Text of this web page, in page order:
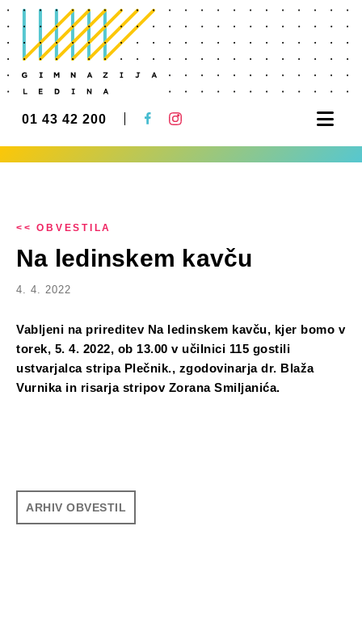
01 43 42 200
<< OBVESTILA
Na ledinskem kavču
4. 4. 2022
Vabljeni na prireditev Na ledinskem kavču, kjer bomo v
torek, 5. 4. 2022, ob 13.00 v učilnici 115 gostili
ustvarjalca stripa Plečnik., zgodovinarja dr. Blaža
Vurnika in risarja stripov Zorana Smiljanića.
ARHIV OBVESTIL